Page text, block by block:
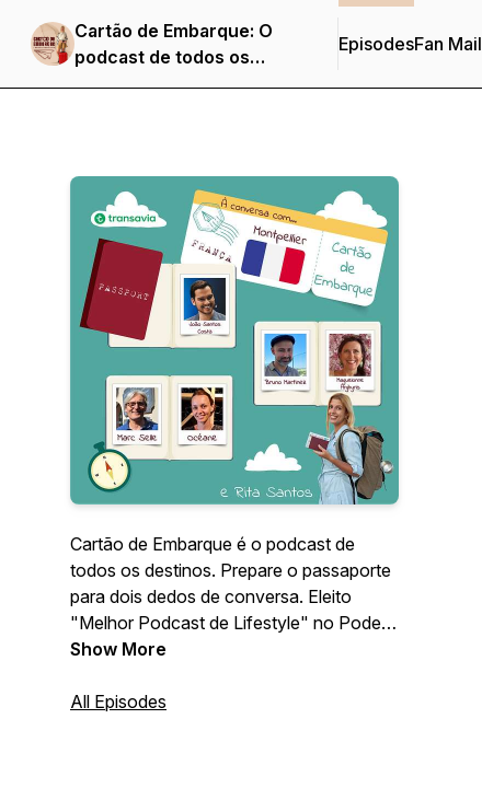
Cartão de Embarque: O
podcast de todos os
destinos
EpisodesFan Mail
Cartão de Embarque é o podcast de
todos os destinos. Prepare o passaporte
para dois dedos de conversa. Eleito
"Melhor Podcast de Lifestyle" no Podes
- Festival de Podcasts 2022.
Show More
All Episodes